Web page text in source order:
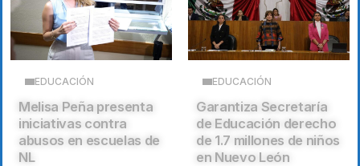
EDUCACIÓN
Melisa Peña presenta
iniciativas contra
abusos en escuelas de
NL
EDUCACIÓN
Garantiza Secretaría
de Educación derecho
de 1.7 millones de niños
en Nuevo León